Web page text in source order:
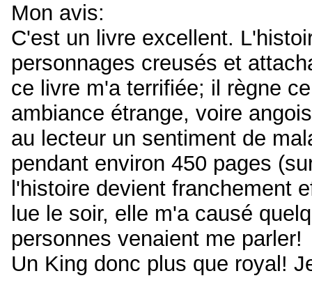
Mon avis:
C'est un livre excellent.
personnages creusés et
ce livre m'a terrifiée; il règne
ambiance étrange, voire
au lecteur un sentiment de
pendant environ 450 pages
l'histoire devient franchement
lue le soir, elle m'a causé
personnes venaient me parler!
Un King donc plus que royal!